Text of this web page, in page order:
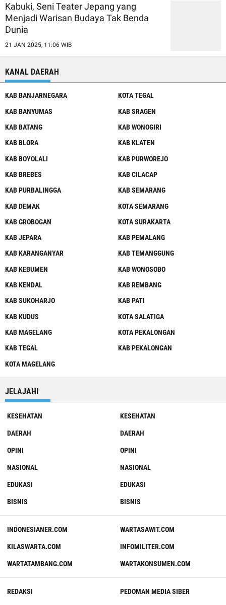
Kabuki, Seni Teater Jepang yang
Menjadi Warisan Budaya Tak Benda
Dunia
21 JAN 2025, 11:06 WIB
KANAL DAERAH
KAB BANJARNEGARA
KAB BANYUMAS
KAB BATANG
KAB BLORA
KAB BOYOLALI
KAB BREBES
KAB PURBALINGGA
KAB DEMAK
KAB GROBOGAN
KAB JEPARA
KAB KARANGANYAR
KAB KEBUMEN
KAB KENDAL
KAB SUKOHARJO
KAB KUDUS
KAB MAGELANG
KAB TEGAL
KOTA MAGELANG
KOTA TEGAL
KAB SRAGEN
KAB WONOGIRI
KAB KLATEN
KAB PURWOREJO
KAB CILACAP
KAB SEMARANG
KOTA SEMARANG
KOTA SURAKARTA
KAB PEMALANG
KAB TEMANGGUNG
KAB WONOSOBO
KAB REMBANG
KAB PATI
KOTA SALATIGA
KOTA PEKALONGAN
KAB PEKALONGAN
JELAJAHI
KESEHATAN
DAERAH
OPINI
NASIONAL
EDUKASI
BISNIS
KESEHATAN
DAERAH
OPINI
NASIONAL
EDUKASI
BISNIS
INDONESIANER.COM
KILASWARTA.COM
WARTATAMBANG.COM
WARTASAWIT.COM
INFOMILITER.COM
WARTAKONSUMEN.COM
REDAKSI PEDOMAN MEDIA SIBER